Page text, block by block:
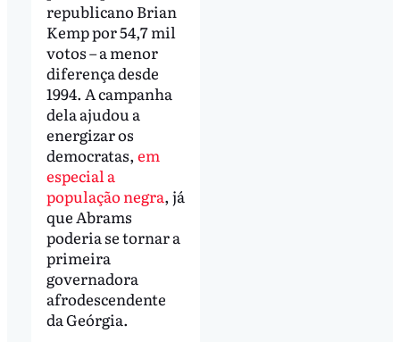
republicano Brian
Kemp por 54,7 mil
votos – a menor
diferença desde
1994. A campanha
dela ajudou a
energizar os
democratas, em
especial a
população negra, já
que Abrams
poderia se tornar a
primeira
governadora
afrodescendente
da Geórgia.